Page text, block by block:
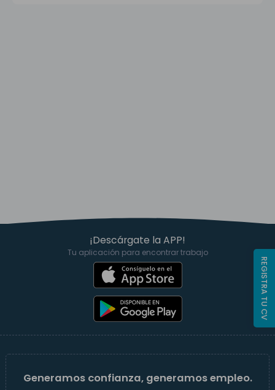
¡Descárgate la APP!
Tu aplicación para encontrar trabajo
Generamos confianza, generamos empleo.
REGISTRA TU CV